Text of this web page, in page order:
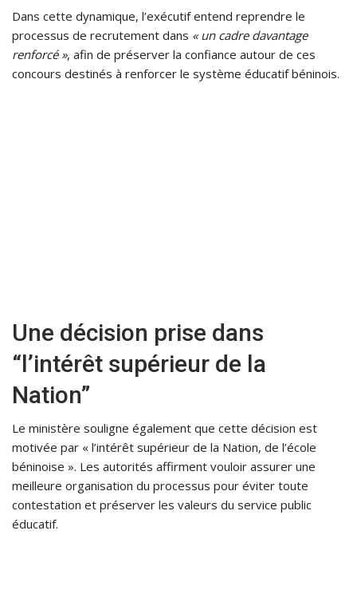
Dans cette dynamique, l’exécutif entend reprendre le
processus de recrutement dans « un cadre davantage
renforcé », afin de préserver la confiance autour de ces
concours destinés à renforcer le système éducatif béninois.
Une décision prise dans
“l’intérêt supérieur de la
Nation”
Le ministère souligne également que cette décision est
motivée par « l’intérêt supérieur de la Nation, de l’école
béninoise ». Les autorités affirment vouloir assurer une
meilleure organisation du processus pour éviter toute
contestation et préserver les valeurs du service public
éducatif.